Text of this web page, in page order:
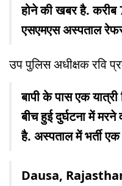
होने की खबर है.
एसएमएस अस्पताल
उप पुलिस अधीक्षक रवि
बापी के पास एक
बीच हुई दुर्घटना में
है. अस्पताल में भर्ती एक
Dausa,